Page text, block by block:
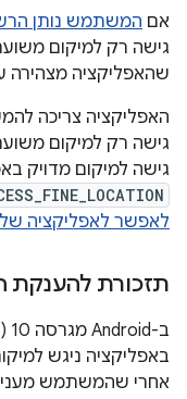
אם המשתמש נותן
גישה רק למיקום
שהאפליקציה מצהירה
האפליקציה צריכה
גישה רק למיקום
גישה למיקום מדויק
לאפשר לאפליקציה
תזכורת להענקת
באפליקציה ניגש
אחרי שהמשתמש